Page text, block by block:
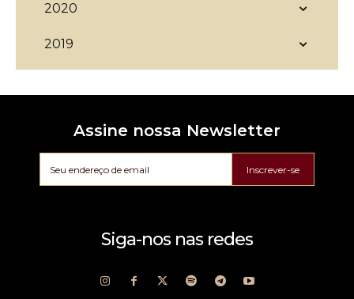
2020
2019
Assine nossa Newsletter
Inscrever-se
Siga-nos nas redes